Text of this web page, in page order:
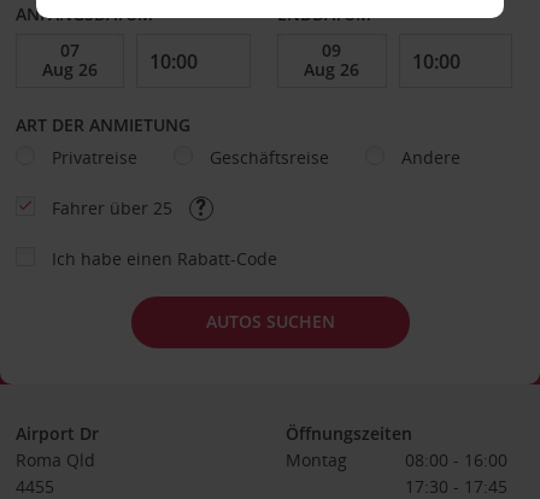
ANFANGSDATUM ENDDATUM
ART DER ANMIETUNG
Privatreise
Geschäftsreise Andere
Fahrer über 25
Ich habe einen Rabatt-Code
AUTOS SUCHEN
Airport Dr
Roma Qld
4455
Öffnungszeiten
Montag
08:00 - 16:00
17:30 - 17:45